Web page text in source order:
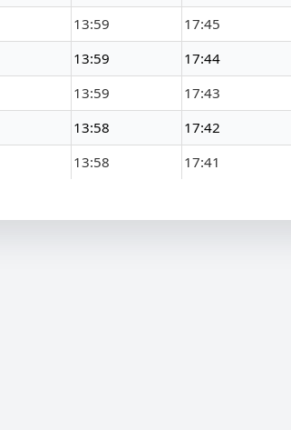
13:59 17:45
13:59 17:44
13:59 17:43
13:58 17:42
13:58 17:41